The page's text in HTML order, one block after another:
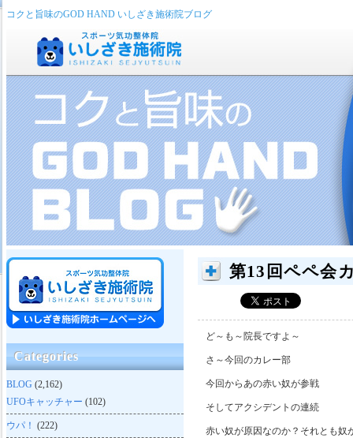
コクと旨味のGOD HAND いしざき施術院ブログ
第13回ペペ会
ど～も～院長ですよ～
さ～今回のカレー部
今回からあの赤い奴が参戦
そしてアクシデントの連続
赤い奴が原因なのか？それとも奴
Categories
BLOG (2,162)
UFOキャッチャー (102)
ウパ！ (222)